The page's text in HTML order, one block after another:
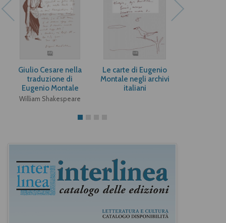
Giulio Cesare nella
traduzione di
Eugenio Montale
William Shakespeare
Le carte di Eugenio
Montale negli archivi
italiani